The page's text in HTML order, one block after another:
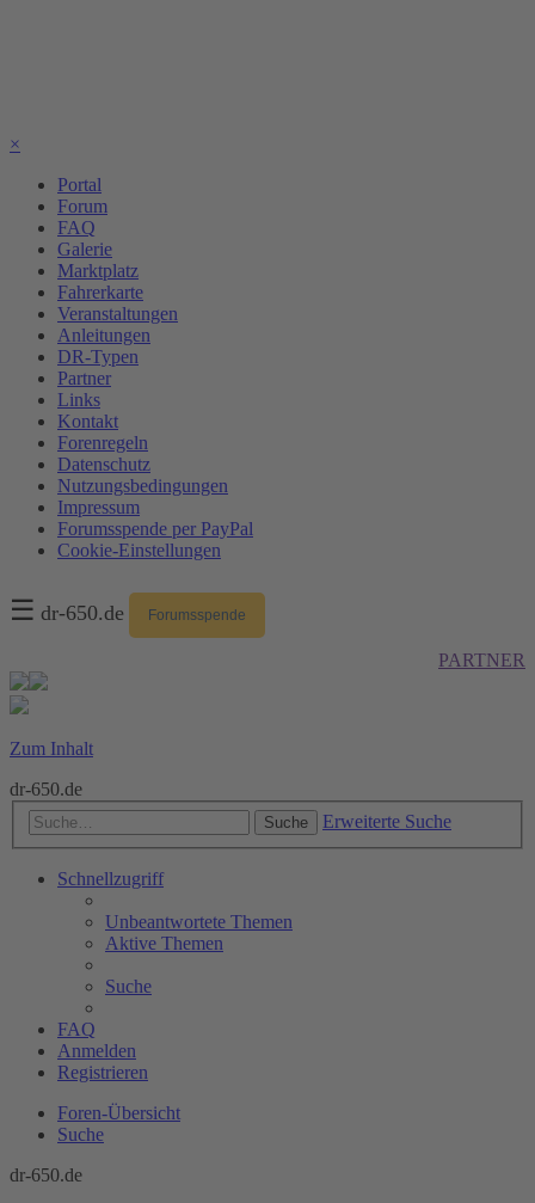
×
Portal
Forum
FAQ
Galerie
Marktplatz
Fahrerkarte
Veranstaltungen
Anleitungen
DR-Typen
Partner
Links
Kontakt
Forenregeln
Datenschutz
Nutzungsbedingungen
Impressum
Forumsspende per PayPal
Cookie-Einstellungen
☰ dr-650.de Forumsspende
PARTNER
Zum Inhalt
dr-650.de
Suche Erweiterte Suche
Schnellzugriff
Unbeantwortete Themen
Aktive Themen
Suche
FAQ
Anmelden
Registrieren
Foren-Übersicht
Suche
dr-650.de